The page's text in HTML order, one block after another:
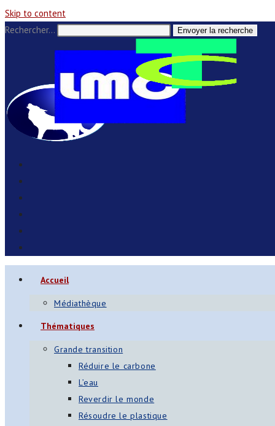
Skip to content
Rechercher…
Envoyer la recherche
Accueil
Médiathèque
Thématiques
Grande transition
Réduire le carbone
L’eau
Reverdir le monde
Résoudre le plastique